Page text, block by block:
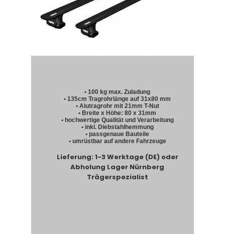
• 100 kg max. Zuladung
• 135cm Tragrohrlänge auf 31x80 mm
• Alutragrohr mit 21mm T-Nut
• Breite x Höhe: 80 x 31mm
• hochwertige Qualität und Verarbeitung
• inkl. Diebstahlhemmung
• passgenaue Bauteile
• umrüstbar auf andere Fahrzeuge
Lieferung: 1-3 Werktage (DE) oder
Abholung Lager Nürnberg
Trägerspezialist